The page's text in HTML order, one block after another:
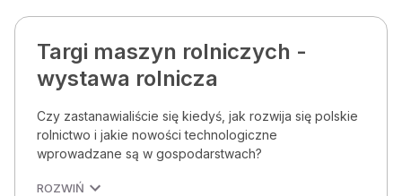
Targi maszyn rolniczych -
wystawa rolnicza
Czy zastanawialiście się kiedyś, jak rozwija się polskie
rolnictwo i jakie nowości technologiczne
wprowadzane są w gospodarstwach?
ROZWIŃ